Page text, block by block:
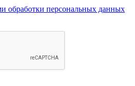
обработки персональных данных